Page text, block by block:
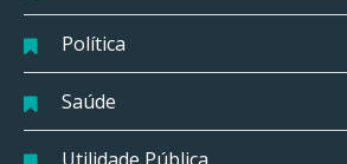
Política
Saúde
Utilidade Pública